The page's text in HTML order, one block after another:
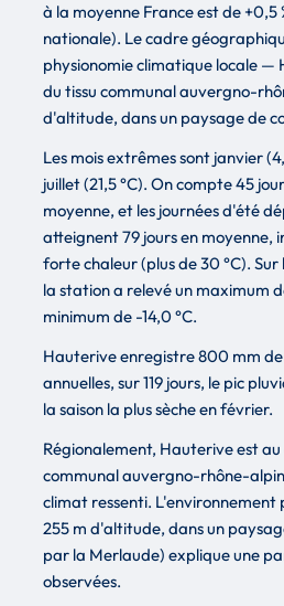
à la moyenne France est de +0,5
nationale). Le cadre
physionomie climatique locale
du tissu communal auvergno-
d'altitude, dans un paysage de
Les mois extrêmes sont janvier
juillet (21,5 °C). On compte 45
moyenne, et les journées d'été
atteignent 79 jours en moyenne,
forte chaleur (plus de 30 °C).
la station a relevé un maximum
minimum de -14,0 °C.
Hauterive enregistre 800 mm
annuelles, sur 119 jours, le pic
la saison la plus sèche en février.
Régionalement, Hauterive est
communal auvergno-rhône-
climat ressenti. L'environnement
255 m d'altitude, dans un
par la Merlaude) explique une
observées.